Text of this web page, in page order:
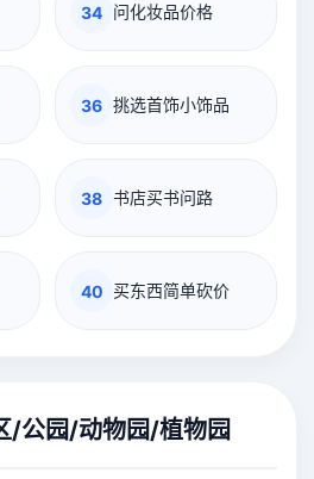
34 问化妆品价格
36 挑选首饰小饰品
38 书店买书问路
40 买东西简单砍价
/公园/动物园/植物园